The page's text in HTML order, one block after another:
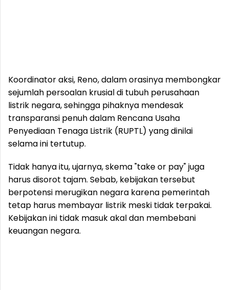
Koordinator aksi, Reno, dalam orasinya membongkar
sejumlah persoalan krusial di tubuh perusahaan
listrik negara, sehingga pihaknya mendesak
transparansi penuh dalam Rencana Usaha
Penyediaan Tenaga Listrik (RUPTL) yang dinilai
selama ini tertutup.
Tidak hanya itu, ujarnya, skema "take or pay" juga
harus disorot tajam. Sebab, kebijakan tersebut
berpotensi merugikan negara karena pemerintah
tetap harus membayar listrik meski tidak terpakai.
Kebijakan ini tidak masuk akal dan membebani
keuangan negara.